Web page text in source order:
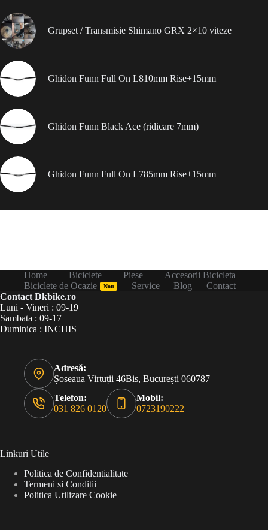
Grupset / Transmisie Shimano GRX 2×10 viteze
Ghidon Funn Full On L810mm Rise+15mm
Ghidon Funn Black Ace (ridicare 7mm)
Ghidon Funn Full On L785mm Rise+15mm
Home Biciclete Piese
Accesorii Bicicleta
Biciclete de Ocazie
Nou Service Blog
Contact
Contact Dkbike.ro
Luni - Vineri : 09-19
Sambata : 09-17
Duminica : INCHIS
Adresă:
Șoseaua Virtuții 46Bis, București 060787
Telefon:
031 826 0120
Mobil:
0723190222
Linkuri Utile
Politica de Confidentialitate
Termeni si Conditii
Politica Utilizare Cookie